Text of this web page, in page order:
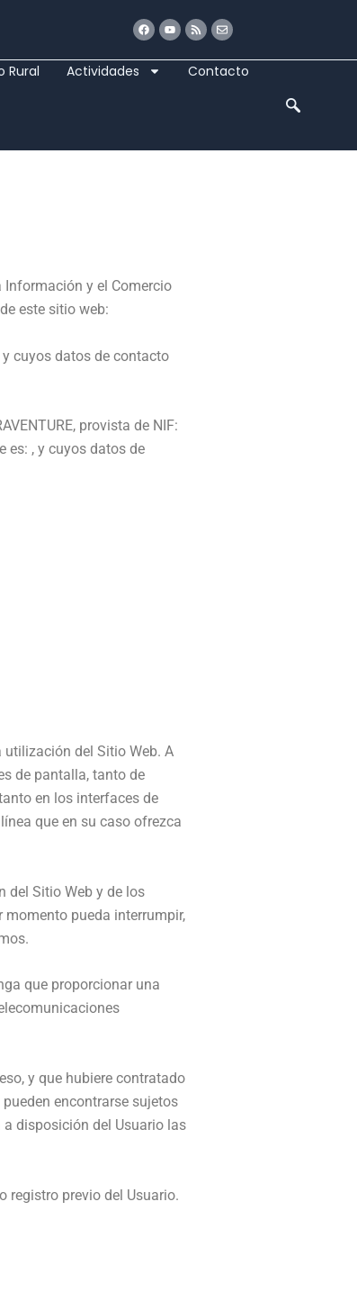
Facebook
Youtube
Rss Envelope
Rural Actividades Contacto
y el Comercio
este sitio web:
y cuyos datos de contacto
, provista de NIF:
es: , y cuyos datos de
utilización del Sitio Web. A
de pantalla, tanto de
en los interfaces de
que en su caso ofrezca
del Sitio Web y de los
momento pueda interrumpir,
que proporcionar una
y que hubiere contratado
encontrarse sujetos
disposición del Usuario las
registro previo del Usuario.